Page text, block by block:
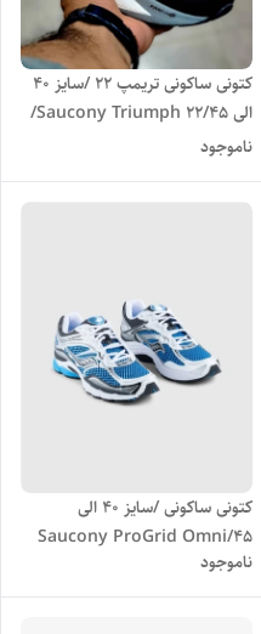
کتونی ساکونی تریمپ 22 /سایز 40
الی 45/Saucony Triumph 22/
فروش عمده و تک
ناموجود
کتونی ساکونی /سایز 40 الی
45/Saucony ProGrid Omni
9/ فروش عمده و تک
ناموجود